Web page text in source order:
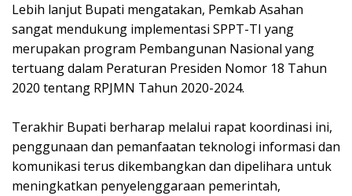
Lebih lanjut Bupati mengatakan, Pemkab Asahan
sangat mendukung implementasi SPPT-TI yang
merupakan program Pembangunan Nasional yang
tertuang dalam Peraturan Presiden Nomor 18 Tahun
2020 tentang RPJMN Tahun 2020-2024.
Terakhir Bupati berharap melalui rapat koordinasi ini,
penggunaan dan pemanfaatan teknologi informasi dan
komunikasi terus dikembangkan dan dipelihara untuk
meningkatkan penyelenggaraan pemerintah,